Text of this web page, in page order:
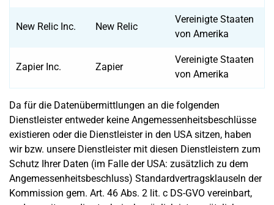
New Relic Inc. New Relic
Vereinigte Staaten
von Amerika
Zapier Inc. Zapier
Vereinigte Staaten
von Amerika
Da für die Datenübermittlungen an die folgenden
Dienstleister entweder keine Angemessenheitsbeschlüsse
existieren oder die Dienstleister in den USA sitzen, haben
wir bzw. unsere Dienstleister mit diesen Dienstleistern zum
Schutz Ihrer Daten (im Falle der USA: zusätzlich zu dem
Angemessenheitsbeschluss) Standardvertragsklauseln der
Kommission gem. Art. 46 Abs. 2 lit. c DS-GVO vereinbart,